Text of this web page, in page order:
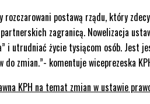
rozczarowani postawą rządu, który
zagranicą. Nowelizacja
i utrudniać życie tysiącom osób. Jest
do zmian.”- komentuje wiceprezeska
KPH na temat zmian w ustawie